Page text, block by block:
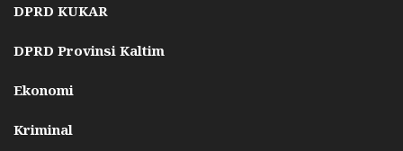
DPRD KUKAR
DPRD Provinsi Kaltim
Ekonomi
Kriminal